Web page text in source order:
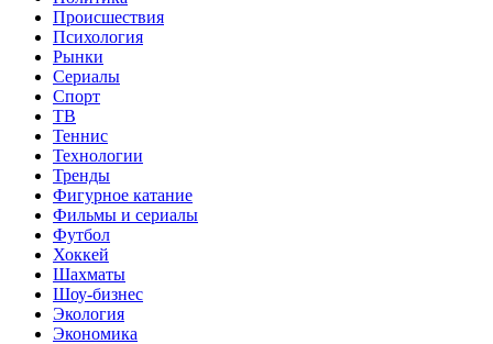
Происшествия
Психология
Рынки
Сериалы
Спорт
ТВ
Теннис
Технологии
Тренды
Фигурное катание
Фильмы и сериалы
Футбол
Хоккей
Шахматы
Шоу-бизнес
Экология
Экономика